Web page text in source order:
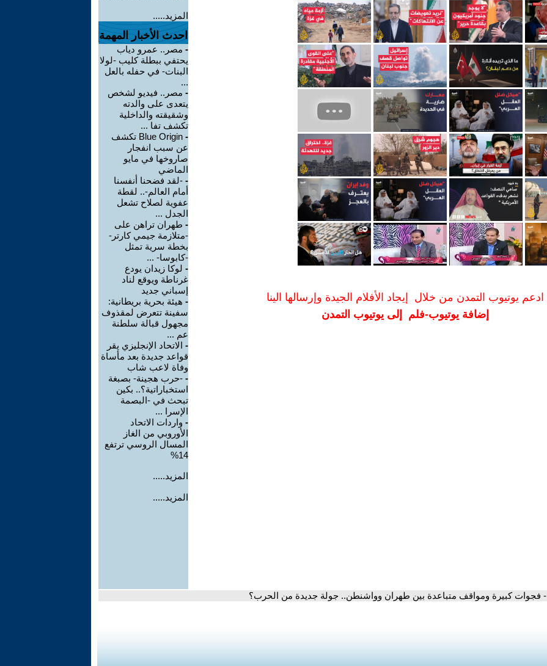
ادعم يوتيوب التمدن من خلال إيجاد الأفلام الجيدة وإرسالها الينا
إضافة يوتيوب-فلم إلى يوتيوب التمدن
المزيد.....
احدث الأخبار المهمة
- مصر.. عمرو دياب
يحتفي ببطلة كليب -لولا
البنات- في حفله بالعل
...
- مصر.. فيديو لشخص
يتعدى على والدته
وشقيقته والداخلية
تكشف تفا ...
-
Blue Origin تكشف
عن سبب انفجار
صاروخها في مايو
الماضي
- -لقد فضحنا أنفسنا
أمام العالم-.. لقطة
عفوية لصلاح تشعل
الجدل ...
- طهران تراهن على
-متلازمة جيمي كارتر-
بخطة سرية تمثل
-كابوسا- ...
- لوكا زيدان يودع
غرناطة ويوقع لناد
إسباني جديد
- هيئة بحرية بريطانية:
سفينة تتعرض لمقذوف
مجهول قبالة سلطنة
عم ...
- الاتحاد الإنجليزي يقر
قواعد جديدة بعد مأساة
وفاة لاعب شاب
- -حرب هجينة- بصبغة
استخباراتية؟.. بكين
تبحث في -البصمة
الإسرا ...
- واردات الاتحاد
الأوروبي من الغاز
المسال الروسي ترتفع
14%
المزيد.....
المزيد.....
- فجوات كبيرة ومواقف متباعدة بين طهران وواشنطن.. جولة جديدة من الحرب؟